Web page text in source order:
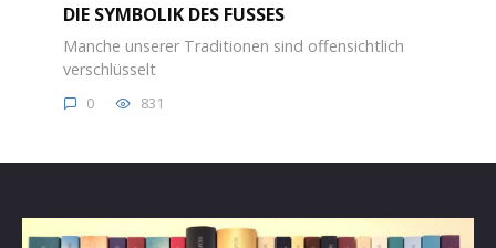
DIE SYMBOLIK DES FUSSES
Manche unserer Traditionen sind offensichtlich
verschlüsselt
0 831